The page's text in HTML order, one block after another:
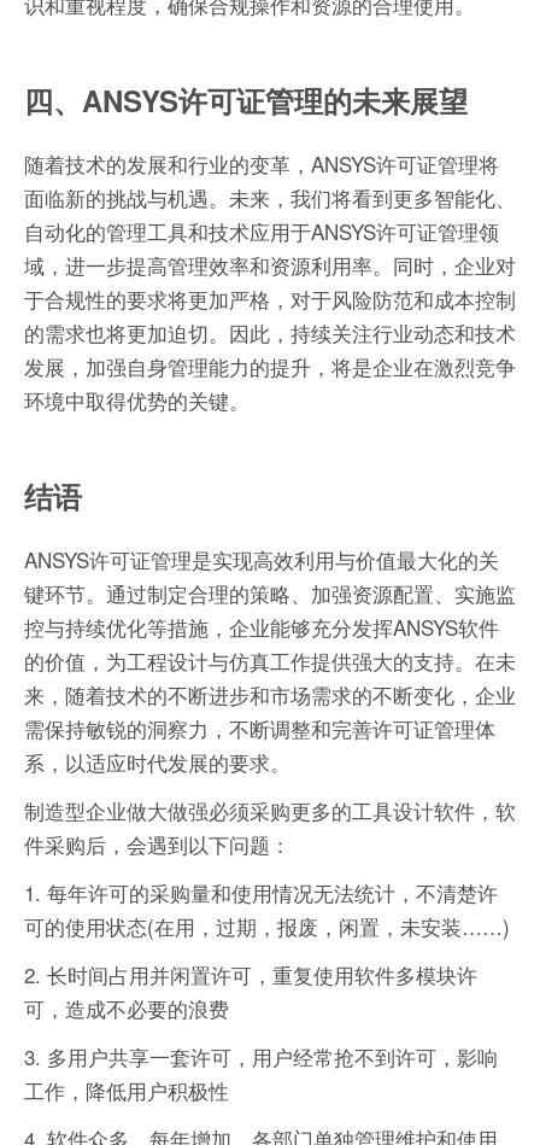
四、ANSYS许可证管理的未来展望
随着技术的发展和行业的变革，ANSYS许可证管理将
面临新的挑战与机遇。未来，我们将看到更多智能化、
自动化的管理工具和技术应用于ANSYS许可证管理领
域，进一步提高管理效率和资源利用率。同时，企业对
于合规性的要求将更加严格，对于风险防范和成本控制
的需求也将更加迫切。因此，持续关注行业动态和技术
发展，加强自身管理能力的提升，将是企业在激烈竞争
环境中取得优势的关键。
结语
ANSYS许可证管理是实现高效利用与价值最大化的关
键环节。通过制定合理的策略、加强资源配置、实施监
控与持续优化等措施，企业能够充分发挥ANSYS软件
的价值，为工程设计与仿真工作提供强大的支持。在未
来，随着技术的不断进步和市场需求的不断变化，企业
需保持敏锐的洞察力，不断调整和完善许可证管理体
系，以适应时代发展的要求。
制造型企业做大做强必须采购更多的工具设计软件，软
件采购后，会遇到以下问题：
1. 每年许可的采购量和使用情况无法统计，不清楚许
可的使用状态(在用，过期，报废，闲置，未安装……)
2. 长时间占用并闲置许可，重复使用软件多模块许
可，造成不必要的浪费
3. 多用户共享一套许可，用户经常抢不到许可，影响
工作，降低用户积极性
4. 软件众多，每年增加。各部门单独管理维护和使用